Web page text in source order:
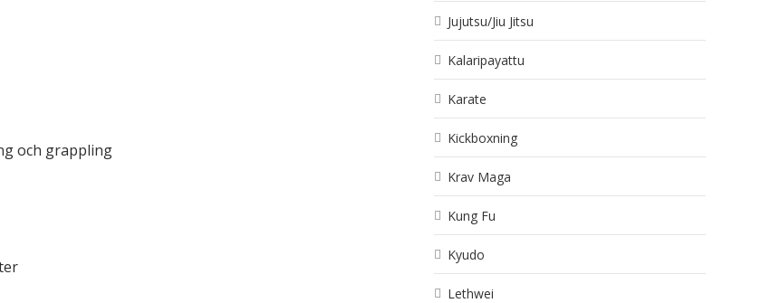
och grappling
Jujutsu/Jiu Jitsu
Kalaripayattu
Karate
Kickboxning
Krav Maga
Kung Fu
Kyudo
Lethwei